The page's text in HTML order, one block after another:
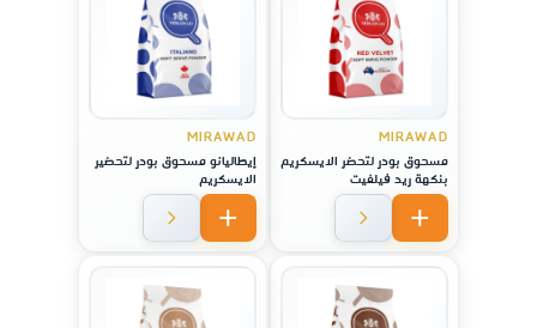
MIRAWAD
مسحوق بودر لتحضر الايسكريم
بنكهة ريد فيلفيت
MIRAWAD
إيطاليانو مسحوق بودر لتحضير
الايسكريم